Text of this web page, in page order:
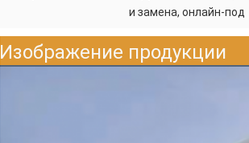
и замена, онлайн-под
Изображение продукции